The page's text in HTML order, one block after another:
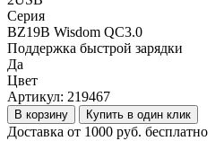
Серия
BZ19B Wisdom QC3.0
Поддержка быстрой зарядки
Да
Цвет
Артикул: 219467
В корзину Купить в один клик
Доставка от 1000 руб. бесплатно